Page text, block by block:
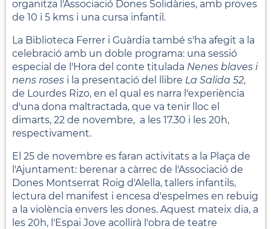
organitza l'Associació Dones Solidàries, amb proves
de 10 i 5 kms i una cursa infantil.
La Biblioteca Ferrer i Guàrdia també s'ha afegit a la
celebració amb un doble programa: una sessió
especial de l'Hora del conte titulada Nenes blaves i
nens roses i la presentació del llibre La Salida 52,
de Lourdes Rizo, en el qual es narra l'experiència
d'una dona maltractada, que va tenir lloc el
dimarts, 22 de novembre, a les 17.30 i les 20h,
respectivament.
El 25 de novembre es faran activitats a la Plaça de
l'Ajuntament: berenar a càrrec de l'Associació de
Dones Montserrat Roig d'Alella, tallers infantils,
lectura del manifest i encesa d'espelmes en rebuig
a la violència envers les dones. Aquest mateix dia, a
les 20h, l'Espai Jove acollirà l'obra de teatre